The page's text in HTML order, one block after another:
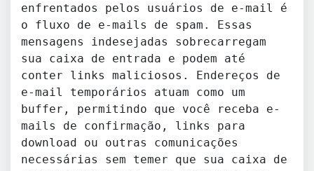
enfrentados pelos usuários de e-mail é
o fluxo de e-mails de spam. Essas
mensagens indesejadas sobrecarregam
sua caixa de entrada e podem até
conter links maliciosos. Endereços de
e-mail temporários atuam como um
buffer, permitindo que você receba e-
mails de confirmação, links para
download ou outras comunicações
necessárias sem temer que sua caixa de